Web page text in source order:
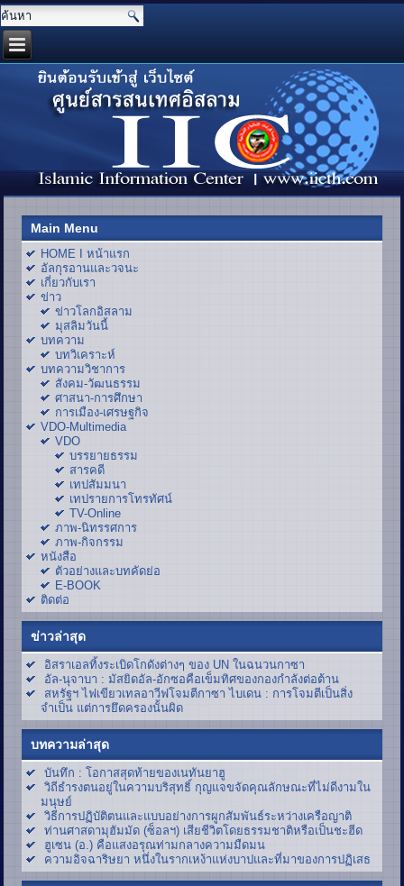
Main Menu
HOME I หน้าแรก
อัลกุรอานและวจนะ
เกี่ยวกับเรา
ข่าว
ข่าวโลกอิสลาม
มุสลิมวันนี้
บทความ
บทวิเคราะห์
บทความวิชาการ
สังคม-วัฒนธรรม
ศาสนา-การศึกษา
การเมือง-เศรษฐกิจ
VDO-Multimedia
VDO
บรรยายธรรม
สารคดี
เทปสัมมนา
เทปรายการโทรทัศน์
TV-Online
ภาพ-นิทรรศการ
ภาพ-กิจกรรม
หนังสือ
ตัวอย่างและบทคัดย่อ
E-BOOK
ติดต่อ
ข่าวล่าสุด
อิสราเอลทิ้งระเบิดโกดังต่างๆ ของ UN ในฉนวนกาซา
อัล-นุจาบา : มัสยิดอัล-อักซอคือเข็มทิศของกองกำลังต่อต้าน
สหรัฐฯ ไฟเขียวเทลอาวีฟโจมตีกาซา ไบเดน : การโจมตีเป็นสิ่ง
จำเป็น แต่การยึดครองนั้นผิด
บทความล่าสุด
บันทึก : โอกาสสุดท้ายของเนทันยาฮู
วิถีธำรงตนอยู่ในความบริสุทธิ์ กุญแจขจัดคุณลักษณะที่ไม่ดีงามใน
มนุษย์
วิธีการปฏิบัติตนและแบบอย่างการผูกสัมพันธ์ระหว่างเครือญาติ
ท่านศาสดามุฮัมมัด (ซ็อลฯ) เสียชีวิตโดยธรรมชาติหรือเป็นชะฮีด
ฮูเซน (อ.) คือแสงอรุณท่ามกลางความมืดมน
ความอิจฉาริษยา หนึ่งในรากเหง้าแห่งบาปและที่มาของการปฏิเสธ